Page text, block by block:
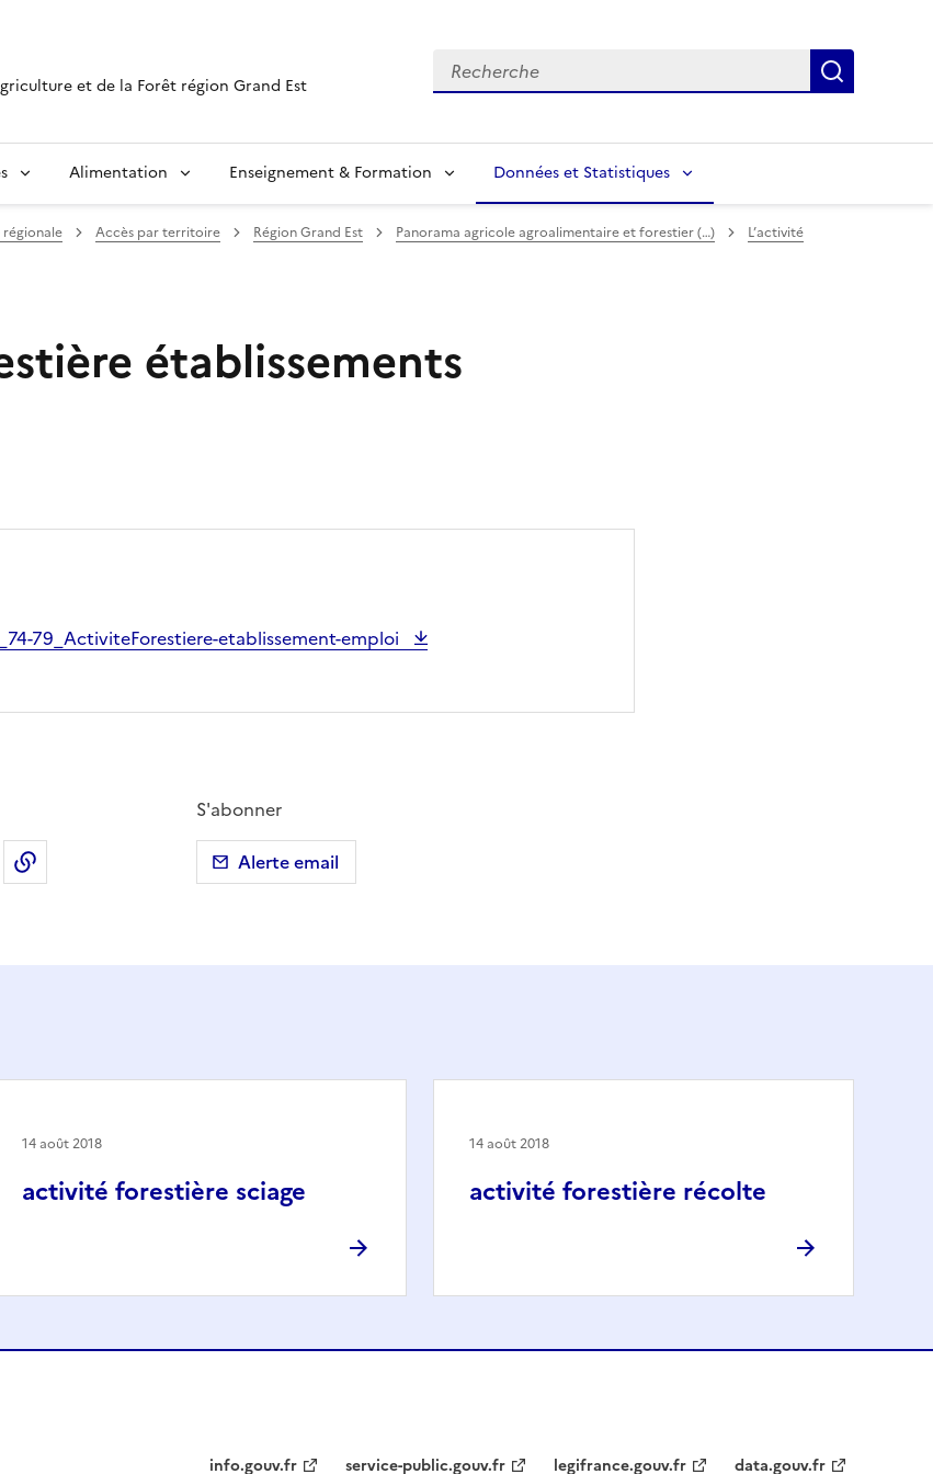
et de la Forêt région Grand Est
Recherche
Alimentation Enseignement & Formation Données et Statistiques
Accès par territoire Région Grand Est Panorama agricole agroalimentaire et forestier (…)
L’activité
établissements
79_ActiviteForestiere-etablissement-emploi
Twitter)
LinkedIn
Partager par emailCopier dans le presse-papier
S'abonner
Alerte email
activité forestière sciage
14 août 2018
activité forestière récolte
14 août 2018
info.gouv.fr service-public.gouv.fr legifrance.gouv.fr data.gouv.fr